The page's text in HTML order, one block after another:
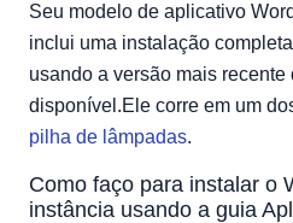
Novo site WordPress
Depurando a instalação do
Depois de alterar o domínio,
WordPress
Site WordPress existente
Seu modelo de aplicativo
inclui uma instalação
usando a versão mais recente
disponível.Ele corre em um
pilha de lâmpadas.
Como faço para instalar o
instância usando a guia